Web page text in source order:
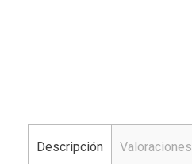
Descripción Valoraciones